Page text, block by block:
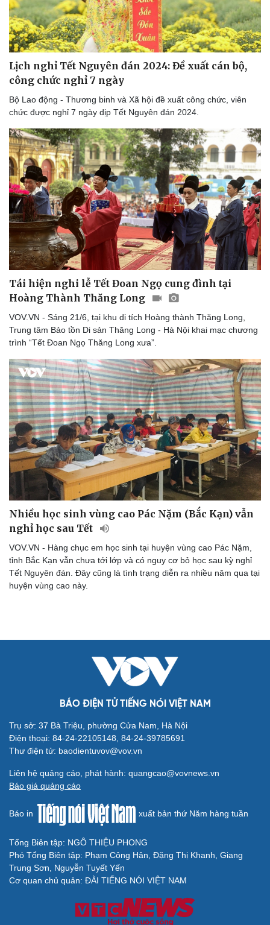
Du lịch
Tư vấn
Săn Tour
Podcast
Câu chuyện thời sự
Kể chuyện cho bé
Hạt giống tâm hồn
Cải chính
Lịch nghỉ Tết Nguyên đán 2024: Đề xuất cán bộ,
công chức nghỉ 7 ngày
Bộ Lao động - Thương binh và Xã hội đề xuất công chức, viên
chức được nghỉ 7 ngày dịp Tết Nguyên đán 2024.
Tái hiện nghi lễ Tết Đoan Ngọ cung đình tại
Hoàng Thành Thăng Long
VOV.VN - Sáng 21/6, tại khu di tích Hoàng thành Thăng Long,
Trung tâm Bảo tồn Di sản Thăng Long - Hà Nội khai mạc chương
trình “Tết Đoan Ngọ Thăng Long xưa”.
Nhiều học sinh vùng cao Pác Nặm (Bắc Kạn) vẫn
nghỉ học sau Tết
VOV.VN - Hàng chục em học sinh tại huyện vùng cao Pác Nặm,
tỉnh Bắc Kạn vẫn chưa tới lớp và có nguy cơ bỏ học sau kỳ nghỉ
Tết Nguyên đán. Đây cũng là tình trạng diễn ra nhiều năm qua tại
huyện vùng cao này.
BÁO ĐIỆN TỬ TIẾNG NÓI VIỆT NAM
Trụ sở: 37 Bà Triệu, phường Cửa Nam, Hà Nội
Điện thoại: 84-24-22105148, 84-24-39785691
Thư điện tử: baodientuvov@vov.vn
Liên hệ quảng cáo, phát hành: quangcao@vovnews.vn
Báo giá quảng cáo
Báo in xuất bản thứ Năm hàng tuần
Tổng Biên tập: NGÔ THIỆU PHONG
Phó Tổng Biên tập: Phạm Công Hân, Đặng Thị Khanh, Giang
Trung Sơn, Nguyễn Tuyết Yến
Cơ quan chủ quản: ĐÀI TIẾNG NÓI VIỆT NAM